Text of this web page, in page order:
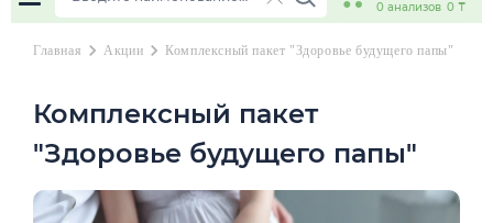
0 анализов 0 ₸
Главная chevron_rightАкции chevron_right Комплексный пакет "Здоровье будущего папы"
Комплексный пакет
"Здоровье будущего папы"